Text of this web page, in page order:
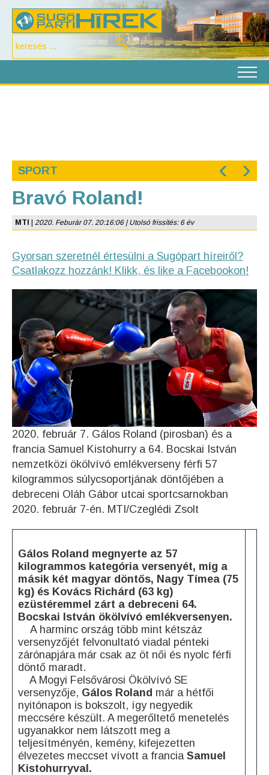
SPORT ‹ ›
Bravó Roland!
MTI 2020. Feburár 07. 20:16:06 | Utolsó frissítés: 6 év
Gyorsan szeretnél értesülni a Sugópart híreiről?
Csatlakozz hozzánk! Klikk, és like a Facebookon!
2020. február 7. Gálos Roland (pirosban) és a
francia Samuel Kistohurry a 64. Bocskai István
nemzetközi ökölvívó emlékverseny férfi 57
kilogrammos súlycsoportjának döntőjében a
debreceni Oláh Gábor utcai sportcsarnokban
2020. február 7-én. MTI/Czeglédi Zsolt
Gálos Roland megnyerte az 57
kilogrammos kategória versenyét, míg a
másik két magyar döntős, Nagy Tímea (75
kg) és Kovács Richárd (63 kg)
ezüstéremmel zárt a debreceni 64.
Bocskai István ökölvívó emlékversenyen.
A harminc ország több mint kétszáz
versenyzőjét felvonultató viadal pénteki
zárónapjára már csak az öt női és nyolc férfi
döntő maradt.
A Mogyi Felsővárosi Ökölvívó SE
versenyzője, Gálos Roland már a hétfői
nyitónapon is bokszolt, így negyedik
meccsére készült. A megerőltető menetelés
ugyanakkor nem látszott meg a
teljesítményén, kemény, kifejezetten
élvezetes meccset vívott a francia Samuel
Kistohurryval.